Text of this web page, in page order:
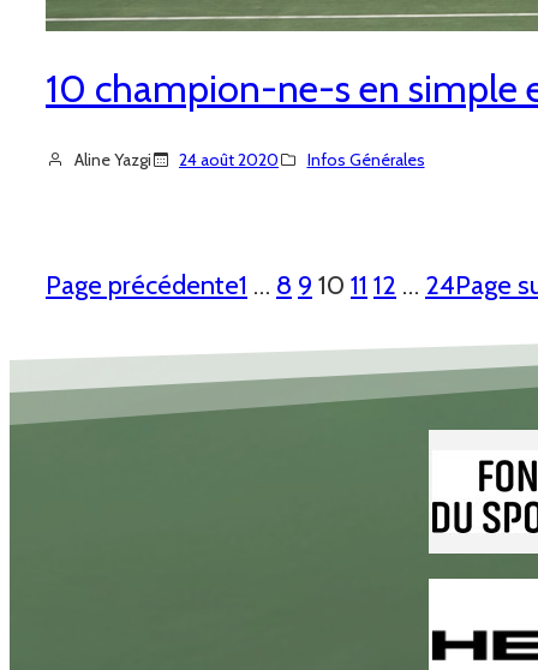
10 champion-ne-s en simple
Aline Yazgi 24 août 2020 Infos Générales
Page précédente1 … 8 9 10 11 12 … 24Page